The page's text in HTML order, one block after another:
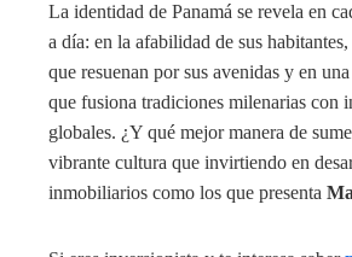
La identidad de Panamá se revela en
a día: en la afabilidad de sus
que resuenan por sus avenidas y en
que fusiona tradiciones milenarias con
globales. ¿Y qué mejor manera de
vibrante cultura que invirtiendo en
inmobiliarios como los que presenta